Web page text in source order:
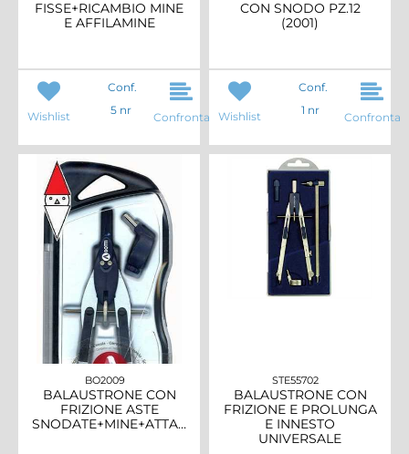
FISSE+RICAMBIO MINE
E AFFILAMINE
Wishlist
Conf.
5 nr
Confronta
CON SNODO PZ.12
(2001)
Wishlist
Conf.
1 nr
Confronta
BO2009
BALAUSTRONE CON
FRIZIONE ASTE
SNODATE+MINE+ATTACCO
STE55702
BALAUSTRONE CON
FRIZIONE E PROLUNGA
E INNESTO
UNIVERSALE